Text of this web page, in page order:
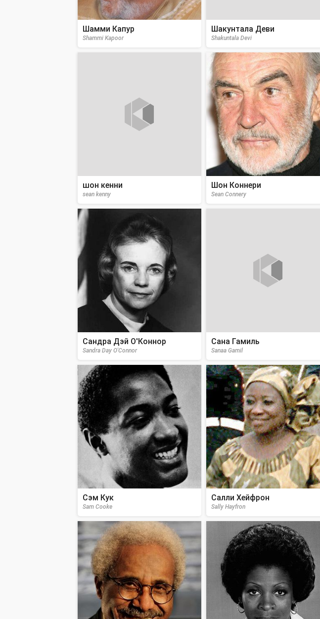
Шамми Капур
Shammi Kapoor
Шакунтала Деви
Shakuntala Devi
шон кенни
sean kenny
Шон Коннери
Sean Connery
Сандра Дэй О'Коннор
Sandra Day O'Connor
Сана Гамиль
Sanaa Gamil
Сэм Кук
Sam Cooke
Салли Хейфрон
Sally Hayfron